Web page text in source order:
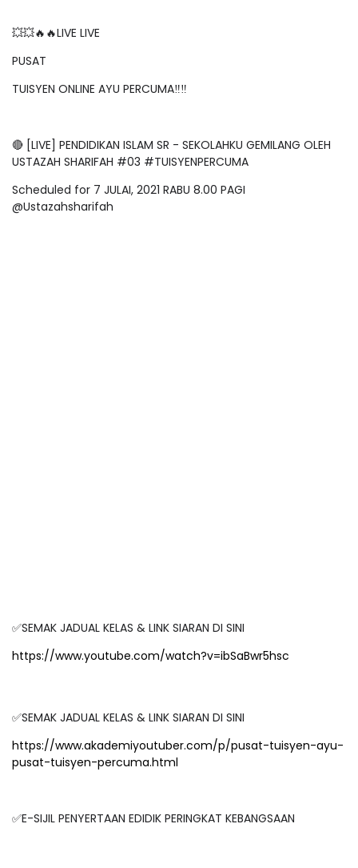
💥💥🔥🔥LIVE LIVE
PUSAT
TUISYEN ONLINE AYU PERCUMA‼️‼️
🔴 [LIVE] PENDIDIKAN ISLAM SR - SEKOLAHKU GEMILANG OLEH
USTAZAH SHARIFAH #03 #TUISYENPERCUMA
Scheduled for 7 JULAI, 2021 RABU 8.00 PAGI
@Ustazahsharifah
✅SEMAK JADUAL KELAS & LINK SIARAN DI SINI
https://www.youtube.com/watch?v=ibSaBwr5hsc
✅SEMAK JADUAL KELAS & LINK SIARAN DI SINI
https://www.akademiyoutuber.com/p/pusat-tuisyen-ayu-
pusat-tuisyen-percuma.html
✅E-SIJIL PENYERTAAN EDIDIK PERINGKAT KEBANGSAAN